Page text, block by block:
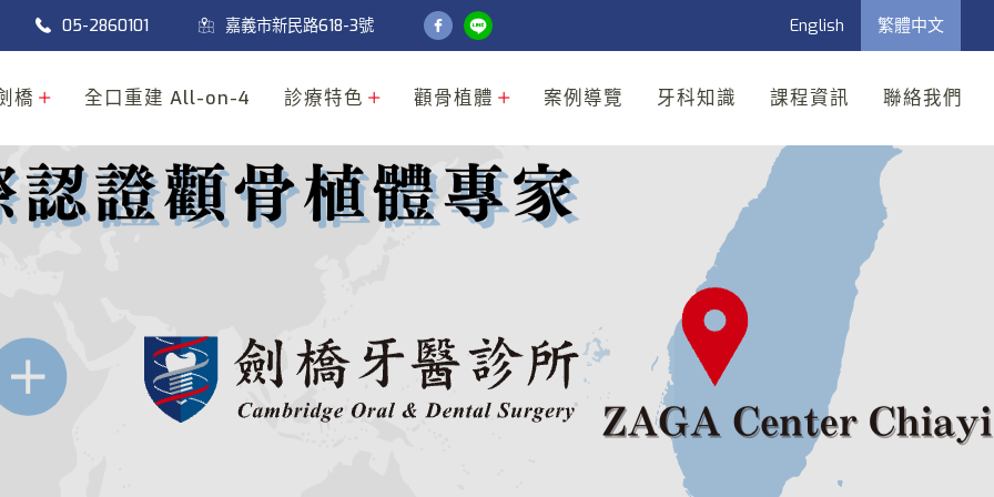
05-2860101 嘉義市新民路618-3號
橋 全口重建 All-on-4 診療特色 顴骨植體 案例導覽 牙科知識 課程資訊 聯絡我們
English 繁體中文